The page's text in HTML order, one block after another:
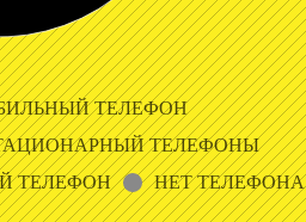
ТЕЛЕФОН
ТЕЛЕФОНЫ
ТЕЛЕФОН
НЕТ ТЕЛЕФОНА